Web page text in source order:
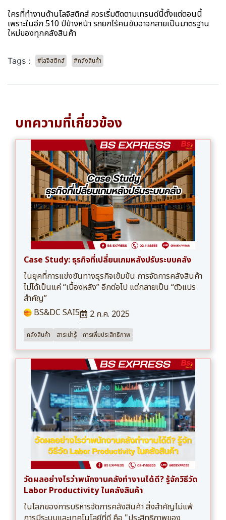
ใครที่ทำงานด้านโลจิสติกส์ ควรเริ่มติดตามเทรนด์นี้ตั้งแต่ตอนนี้
เพราะในอีก 510 ปีข้างหน้า รถยกไร้คนขับอาจกลายเป็นมาตรฐาน
ใหม่ของทุกคลังสินค้า
Tags : #โลจิสติกส์ #คลังสินค้า
บทความที่เกี่ยวข้อง
Case Study: ธุรกิจที่เปลี่ยนเกมหลังปรับระบบคลัง
ในยุคที่การแข่งขันทางธุรกิจเข้มข้น การจัดการคลังสินค้า
ไม่ได้เป็นแค่ “เบื้องหลัง” อีกต่อไป แต่กลายเป็น “ตัวแปร
สำคัญ”
BS&DC SAI5
2 ก.ค. 2025
คลังสินค้า สาระน่ารู้ การเพิ่มประสิทธิภาพ
วัดผลอย่างไรว่าพนักงานคลังทำงานได้ดี? รู้จักวิธีวัด
Labor Productivity ในคลังสินค้า
ในโลกของการบริหารจัดการคลังสินค้า สิ่งสำคัญไม่แพ้